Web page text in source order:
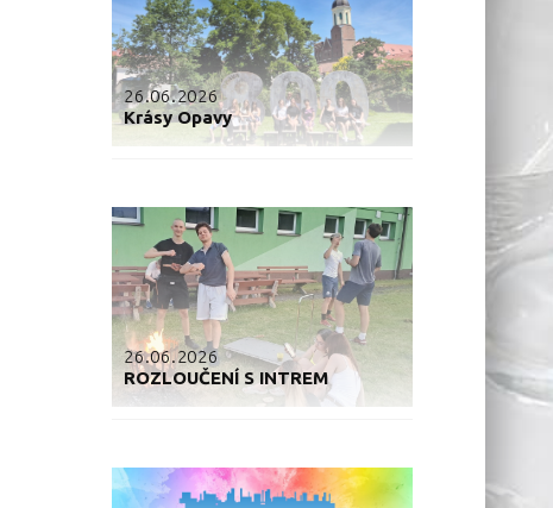
26.06.2026
Krásy Opavy
26.06.2026
ROZLOUČENÍ S INTREM